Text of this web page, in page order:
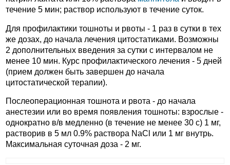
течение 5 мин; раствор используют в течение суток.
Для профилактики тошноты и рвоты - 1 раз в сутки в тех
же дозах, до начала лечения цитостатиками. Возможны
2 дополнительных введения за сутки с интервалом не
менее 10 мин. Курс профилактического лечения - 5 дней
(прием должен быть завершен до начала
цитостатической терапии).
Послеоперационная тошнота и рвота - до начала
анестезии или во время появления тошноты: взрослые -
однократно в/в медленно (в течение не менее 30 с) 1 мг,
растворив в 5 мл 0.9% раствора NaCl или 1 мг внутрь.
Максимальная суточная доза - 2 мг.